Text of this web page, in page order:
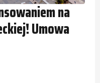
na
Umowa